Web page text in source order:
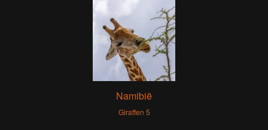
Namibië
Giraffen 5